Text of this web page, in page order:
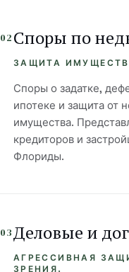
02 Споры по
ЗАЩИТА
Споры о задатке,
ипотеке и защита от
имущества.
кредиторов и
Флориды.
03Деловые и
АГРЕССИВНАЯ
ЗРЕНИЯ.